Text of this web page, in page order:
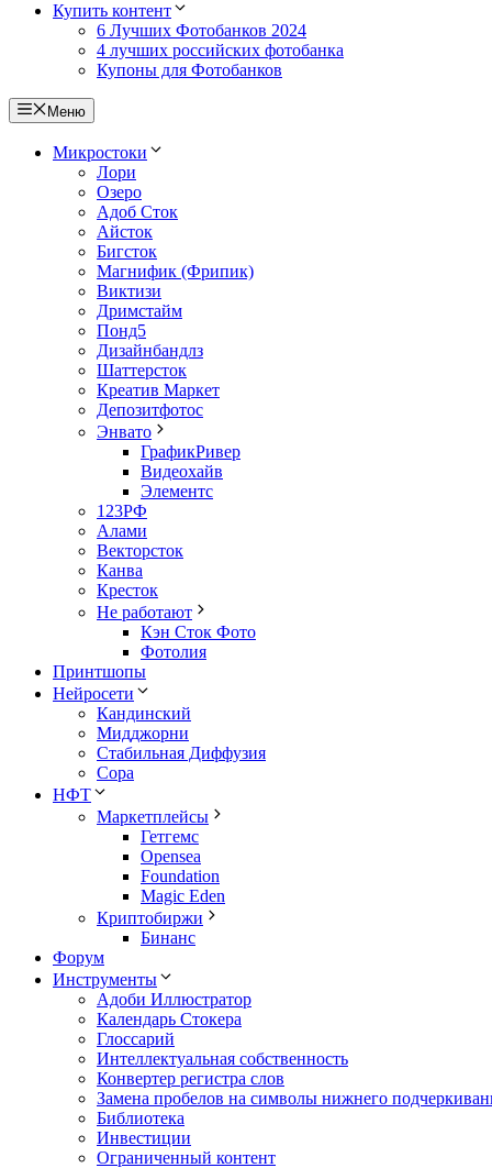
Купить контент
6 Лучших Фотобанков 2024
4 лучших российских фотобанка
Купоны для Фотобанков
Меню
Микростоки
Лори
Озеро
Адоб Сток
Айсток
Бигсток
Магнифик (Фрипик)
Виктизи
Дримстайм
Понд5
Дизайнбандлз
Шаттерсток
Креатив Маркет
Депозитфотос
Энвато
ГрафикРивер
Видеохайв
Элементс
123РФ
Алами
Векторсток
Канва
Кресток
Не работают
Кэн Сток Фото
Фотолия
Принтшопы
Нейросети
Кандинский
Мидджорни
Стабильная Диффузия
Сора
НФТ
Маркетплейсы
Гетгемс
Opensea
Foundation
Magic Eden
Криптобиржи
Бинанс
Форум
Инструменты
Адоби Иллюстратор
Календарь Стокера
Глоссарий
Интеллектуальная собственность
Конвертер регистра слов
Замена пробелов на символы нижнего
Библиотека
Инвестиции
Ограниченный контент